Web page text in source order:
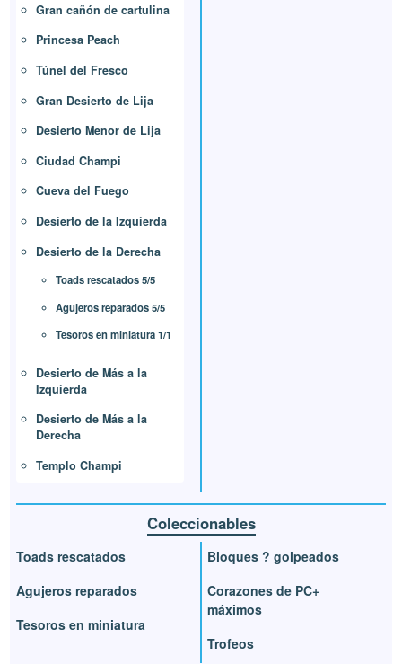
Gran cañón de cartulina
Princesa Peach
Túnel del Fresco
Gran Desierto de Lija
Desierto Menor de Lija
Ciudad Champi
Cueva del Fuego
Desierto de la Izquierda
Desierto de la Derecha
Toads rescatados 5/5
Agujeros reparados 5/5
Tesoros en miniatura 1/1
Desierto de Más a la
Izquierda
Desierto de Más a la
Derecha
Templo Champi
Coleccionables
Toads rescatados
Agujeros reparados
Tesoros en miniatura
Bloques ? golpeados
Corazones de PC+
máximos
Trofeos